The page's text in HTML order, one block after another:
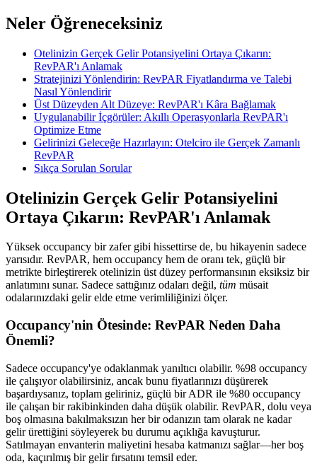
Neler Öğreneceksiniz
Otelinizin Gerçek Gelir Potansiyelini Ortaya Çıkarın:
RevPAR'ı Anlamak
Stratejinizi Yönlendirin: RevPAR Fiyatlandırma ve Talebi
Nasıl Yönlendirir
Üst Düzeyden Alt Düzeye: RevPAR'ı Kâra Bağlamak
Uygulanabilir İçgörüler: Akıllı Operasyonlarla RevPAR'ı
Optimize Etme
Gelirinizi Geleceğe Hazırlayın: Otelciro ile Gerçek Zamanlı
RevPAR
Sıkça Sorulan Sorular
Otelinizin Gerçek Gelir Potansiyelini
Ortaya Çıkarın: RevPAR'ı Anlamak
Yüksek occupancy bir zafer gibi hissettirse de, bu hikayenin sadece
yarısıdır. RevPAR, hem occupancy hem de oranı tek, güçlü bir
metrikte birleştirerek otelinizin üst düzey performansının eksiksiz bir
anlatımını sunar. Sadece sattığınız odaları değil, tüm müsait
odalarınızdaki gelir elde etme verimliliğinizi ölçer.
Occupancy'nin Ötesinde: RevPAR Neden Daha
Önemli?
Sadece occupancy'ye odaklanmak yanıltıcı olabilir. %98 occupancy
ile çalışıyor olabilirsiniz, ancak bunu fiyatlarınızı düşürerek
başardıysanız, toplam geliriniz, güçlü bir ADR ile %80 occupancy
ile çalışan bir rakibinkinden daha düşük olabilir. RevPAR, dolu veya
boş olmasına bakılmaksızın her bir odanızın tam olarak ne kadar
gelir ürettiğini söyleyerek bu durumu açıklığa kavuşturur.
Satılmayan envanterin maliyetini hesaba katmanızı sağlar—her boş
oda, kaçırılmış bir gelir fırsatını temsil eder.